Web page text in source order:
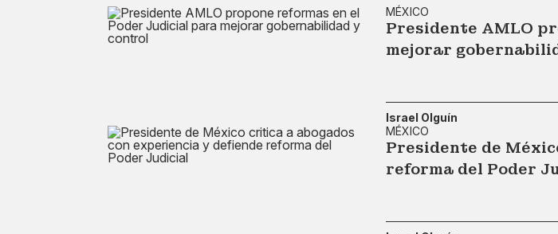
MÉXICO
Presidente AMLO
mejorar
Israel Olguín
MÉXICO
Presidente de
reforma del Poder